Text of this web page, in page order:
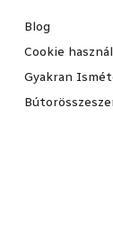
Blog
Cookie
Gyakran